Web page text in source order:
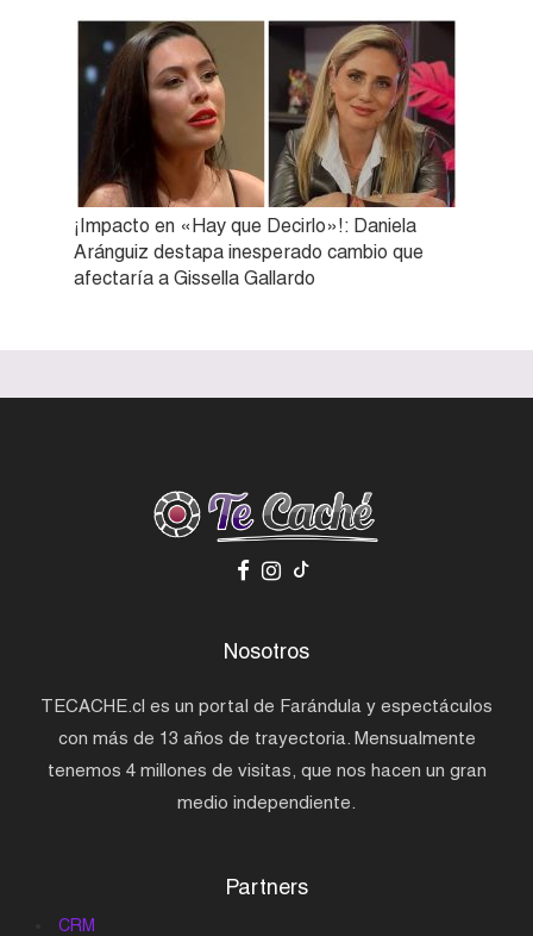
¡Impacto en «Hay que Decirlo»!: Daniela
Aránguiz destapa inesperado cambio que
afectaría a Gissella Gallardo
Nosotros
TECACHE.cl es un portal de Farándula y espectáculos
con más de 13 años de trayectoria. Mensualmente
tenemos 4 millones de visitas, que nos hacen un gran
medio independiente.
Partners
CRM